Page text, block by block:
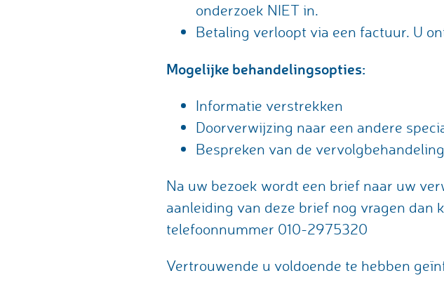
onderzoek NIET in.
Betaling verloopt via een factuur. U
Mogelijke behandelingsopties:
Informatie verstrekken
Doorverwijzing naar een andere
Bespreken van de
Na uw bezoek wordt een brief naar uw
aanleiding van deze brief nog vragen dan
telefoonnummer 010-2975320
Vertrouwende u voldoende te hebben